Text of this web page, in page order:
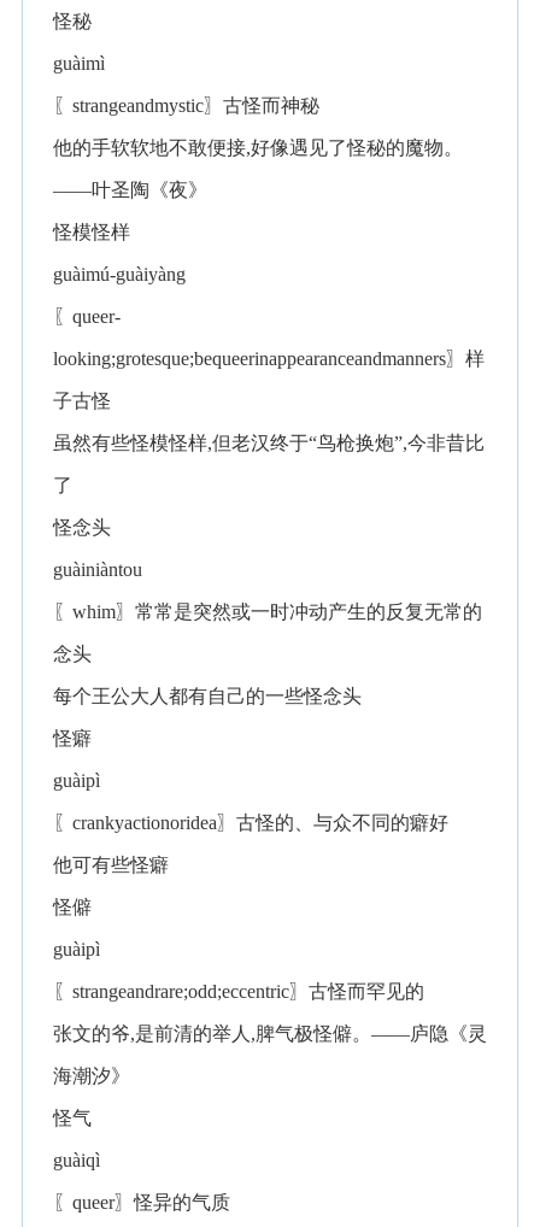
怪秘
guàimì
〖strangeandmystic〗古怪而神秘
他的手软软地不敢便接,好像遇见了怪秘的魔物。
——叶圣陶《夜》
怪模怪样
guàimú-guàiyàng
〖queer-
looking;grotesque;bequeerinappearanceandmanners〗样
子古怪
虽然有些怪模怪样,但老汉终于“鸟枪换炮”,今非昔比
了
怪念头
guàiniàntou
〖whim〗常常是突然或一时冲动产生的反复无常的
念头
每个王公大人都有自己的一些怪念头
怪癖
guàipì
〖crankyactionoridea〗古怪的、与众不同的癖好
他可有些怪癖
怪僻
guàipì
〖strangeandrare;odd;eccentric〗古怪而罕见的
张文的爷,是前清的举人,脾气极怪僻。——庐隐《灵
海潮汐》
怪气
guàiqì
〖queer〗怪异的气质